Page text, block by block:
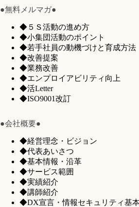
●無料メルマガ●
◆５Ｓ活動の進め方
◆小集団活動のポイント
◆若手社員の動機づけと育成方法
◆改善提案
◆業務改善
◆エンプロイアビリティ向上
◆活Letter
◆ISO9001改訂
●会社概要●
◆経営理念・ビジョン
◆代表あいさつ
◆基本情報・沿革
◆サービス範囲
◆実績紹介
◆講師紹介
◆DX宣言・情報セキュリティ基